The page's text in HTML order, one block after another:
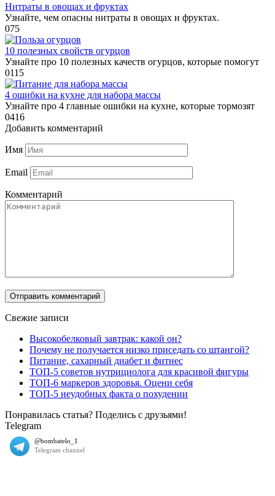
Нитраты в овощах и фруктах
Узнайте, чем опасны нитраты в овощах и фруктах.
075
10 полезных свойств огурцов
Узнайте про 10 полезных качеств огурцов, которые помогут
0115
4 ошибки на кухне для набора массы
Узнайте про 4 главные ошибки на кухне, которые тормозят
0416
Добавить комментарий
Имя
Email
Комментарий
Свежие записи
Высокобелковый завтрак: какой он?
Почему не получается низко приседать со штангой?
Питание, сахарный диабет и фитнес
ТОП-5 советов нутрициолога для красивой фигуры
ТОП-6 маркеров здоровья. Оцени себя
ТОП-5 неудобных факта о похудении
Понравилась статья? Поделись с друзьями!
Telegram